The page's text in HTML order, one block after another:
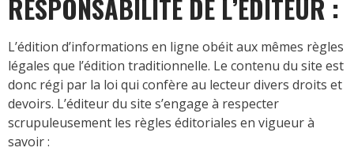
RESPONSABILITÉ DE L’ÉDITEUR :​
L’édition d’informations en ligne obéit aux mêmes règles
légales que l’édition traditionnelle. Le contenu du site est
donc régi par la loi qui confère au lecteur divers droits et
devoirs. L’éditeur du site s’engage à respecter
scrupuleusement les règles éditoriales en vigueur à
savoir :